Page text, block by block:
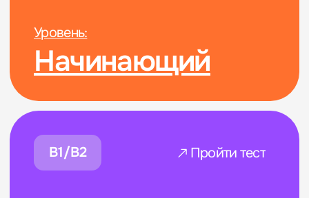
Уровень:
Продвинутый